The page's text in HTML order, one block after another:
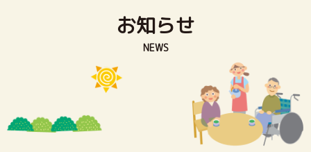
お知らせ
NEWS